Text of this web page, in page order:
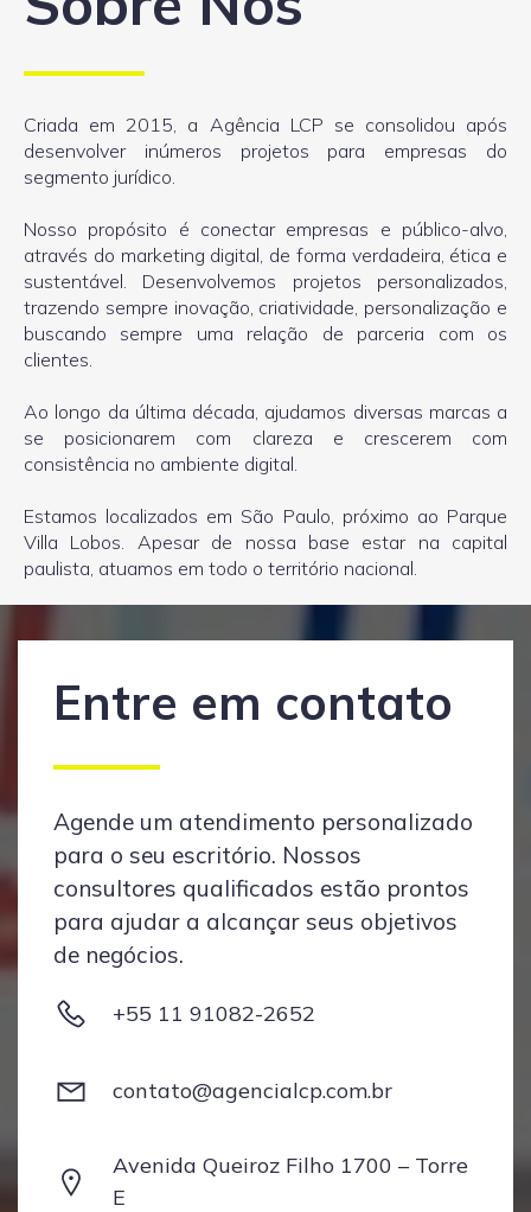
Criada em 2015, a Agência LCP se consolidou após
desenvolver inúmeros projetos para empresas do
segmento jurídico.
Nosso propósito é conectar empresas e público-alvo,
através do marketing digital, de forma verdadeira, ética e
sustentável. Desenvolvemos projetos personalizados,
trazendo sempre inovação, criatividade, personalização e
buscando sempre uma relação de parceria com os
clientes.
Ao longo da última década, ajudamos diversas marcas a
se posicionarem com clareza e crescerem com
consistência no ambiente digital.
Estamos localizados em São Paulo, próximo ao Parque
Villa Lobos. Apesar de nossa base estar na capital
paulista, atuamos em todo o território nacional.
Entre em contato
Agende um atendimento personalizado
para o seu escritório. Nossos
consultores qualificados estão prontos
para ajudar a alcançar seus objetivos
de negócios.
+55 11 91082-2652
contato@agencialcp.com.br
Avenida Queiroz Filho 1700 – Torre
E